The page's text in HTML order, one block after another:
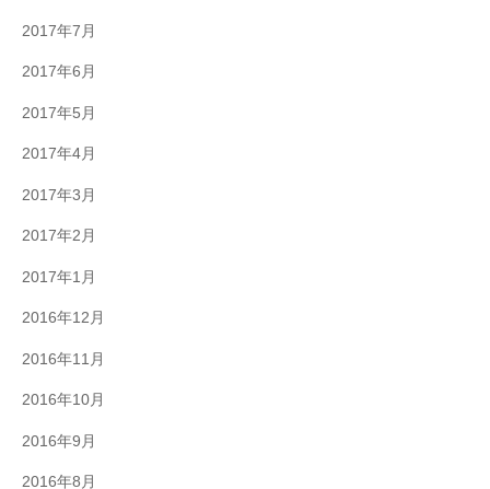
2017年7月
2017年6月
2017年5月
2017年4月
2017年3月
2017年2月
2017年1月
2016年12月
2016年11月
2016年10月
2016年9月
2016年8月